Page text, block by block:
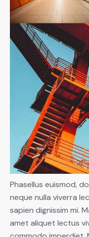
Phasellus euismod,
neque nulla viverra
sapien dignissim mi.
amet aliquet lectus